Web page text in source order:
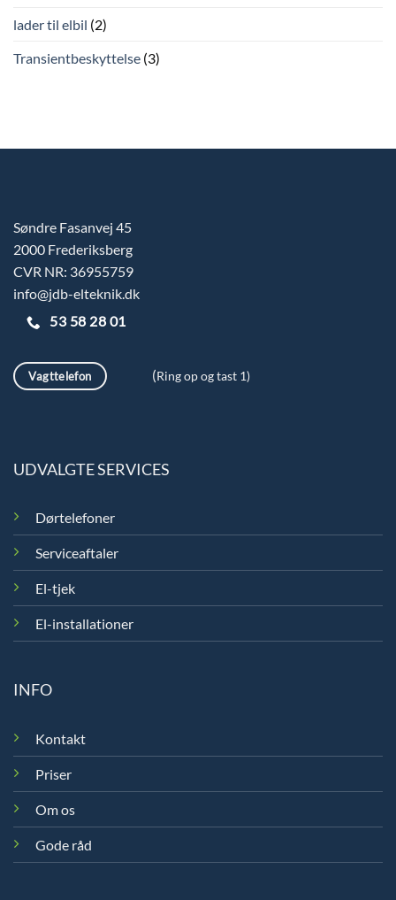
lader til elbil (2)
Transientbeskyttelse (3)
Søndre Fasanvej 45
2000 Frederiksberg
CVR NR: 36955759
info@jdb-elteknik.dk
53 58 28 01
Vagttelefon (Ring op og tast 1)
UDVALGTE SERVICES
Dørtelefoner
Serviceaftaler
El-tjek
El-installationer
INFO
Kontakt
Priser
Om os
Gode råd